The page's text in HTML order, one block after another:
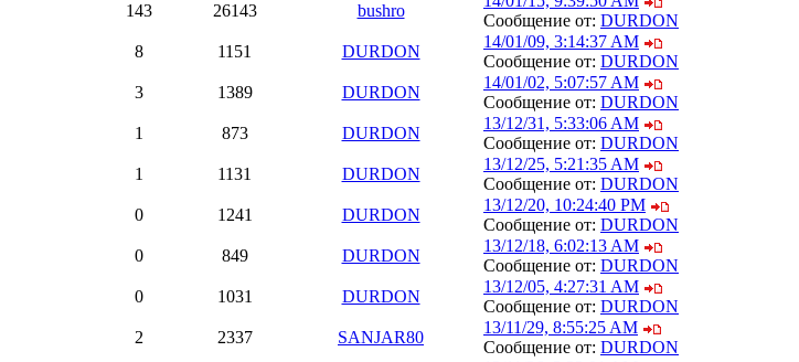
143 26143 bushro
Сообщение от: DURDON
8 1151 DURDON
14/01/09, 3:14:37 AM
Сообщение от: DURDON
3 1389 DURDON
14/01/02, 5:07:57 AM
Сообщение от: DURDON
1 873 DURDON
13/12/31, 5:33:06 AM
Сообщение от: DURDON
1 1131 DURDON
13/12/25, 5:21:35 AM
Сообщение от: DURDON
0 1241 DURDON
13/12/20, 10:24:40 PM
Сообщение от: DURDON
0 849 DURDON
13/12/18, 6:02:13 AM
Сообщение от: DURDON
0 1031 DURDON
13/12/05, 4:27:31 AM
Сообщение от: DURDON
2 2337 SANJAR80
13/11/29, 8:55:25 AM
Сообщение от: DURDON